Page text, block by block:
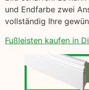
und Endfarbe zwei
vollständig Ihre
Fußleisten kaufen in